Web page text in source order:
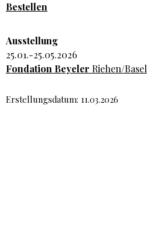
Bestellen
Ausstellung
25.01.-25.05.2026
Fondation Beyeler Riehen/Basel
Erstellungsdatum: 11.03.2026